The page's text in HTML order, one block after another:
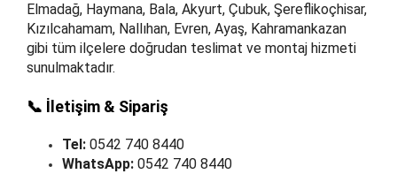
Elmadağ, Haymana, Bala, Akyurt, Çubuk, Şereflikoçhisar,
Kızılcahamam, Nallıhan, Evren, Ayaş, Kahramankazan
gibi tüm ilçelere doğrudan teslimat ve montaj hizmeti
sunulmaktadır.
📞 İletişim & Sipariş
Tel: 0542 740 8440
WhatsApp: 0542 740 8440